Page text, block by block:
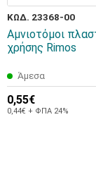
ΚΩΔ. 23368-00
Αμνιοτόμοι
χρήσης Rimos
Άμεσα
0,55€
0,44€ + ΦΠΑ 24%